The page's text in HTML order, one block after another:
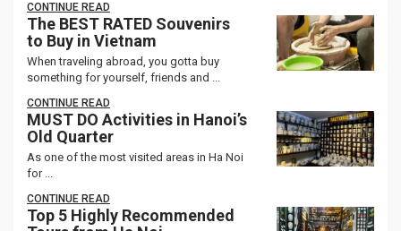
CONTINUE READ
The BEST RATED Souvenirs
to Buy in Vietnam
When traveling abroad, you gotta buy
something for yourself, friends and ...
CONTINUE READ
MUST DO Activities in Hanoi’s
Old Quarter
As one of the most visited areas in Ha Noi
for ...
CONTINUE READ
Top 5 Highly Recommended